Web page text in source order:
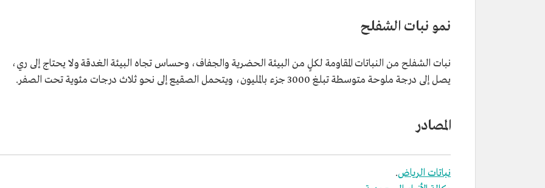
نمو نبات الشفلح
نبات الشفلح من النباتات المقاومة لكلٍ من البيئة الحضرية والجفاف، وحساس تجاه البيئة الغدقة ولا يحتاج إلى ري،
يصل إلى درجة ملوحة متوسطة تبلغ 3000 جزء بالمليون، ويتحمل الصقيع إلى نحو ثلاث درجات مئوية تحت الصفر.
المصادر
نباتات الرياض.